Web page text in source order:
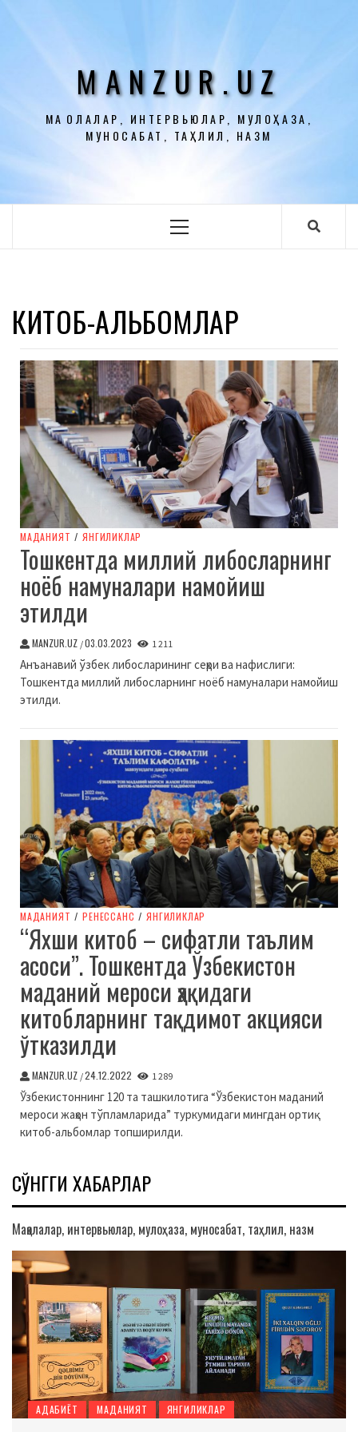
MANZUR.UZ
МАҚОЛАЛАР, ИНТЕРВЬЮЛАР, МУЛОҲАЗА,
МУНОСАБАТ, ТАҲЛИЛ, НАЗМ
меню
КИТОБ-АЛЬБОМЛАР
МАДАНИЯТ / ЯНГИЛИКЛАР
Тошкентда миллий либосларнинг
ноёб намуналари намойиш
этилди
MANZUR.UZ /03.03.2023 1 211
Анъанавий ўзбек либосларининг сеҳри ва нафислиги:
Тошкентда миллий либосларнинг ноёб намуналари намойиш
этилди.
МАДАНИЯТ / РЕНЕССАНС / ЯНГИЛИКЛАР
“Яхши китоб – сифатли таълим
асоси”. Тошкeнтда Ўзбeкистон
маданий мероси ҳақидаги
китобларнинг тақдимот акцияси
ўтказилди
MANZUR.UZ /24.12.2022 1 289
Ўзбекистоннинг 120 та ташкилотига “Ўзбекистон маданий
мероси жаҳон тўпламларида” туркумидаги мингдан ортиқ
китоб-альбомлар топширилди.
СЎНГГИ ХАБАРЛАР
Мақолалар, интервьюлар, мулоҳаза, муносабат, таҳлил, назм
АДАБИЁТ МАДАНИЯТ ЯНГИЛИКЛАР